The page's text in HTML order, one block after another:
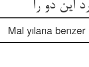
Mal yılana